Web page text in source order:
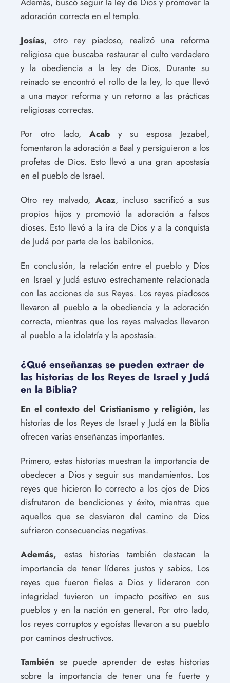
adoración correcta en el templo.
Josías, otro rey piadoso, realizó una reforma
religiosa que buscaba restaurar el culto verdadero
y la obediencia a la ley de Dios. Durante su
reinado se encontró el rollo de la ley, lo que llevó
a una mayor reforma y un retorno a las prácticas
religiosas correctas.
Por otro lado, Acab y su esposa Jezabel,
fomentaron la adoración a Baal y persiguieron a los
profetas de Dios. Esto llevó a una gran apostasía
en el pueblo de Israel.
Otro rey malvado, Acaz, incluso sacrificó a sus
propios hijos y promovió la adoración a falsos
dioses. Esto llevó a la ira de Dios y a la conquista
de Judá por parte de los babilonios.
En conclusión, la relación entre el pueblo y Dios
en Israel y Judá estuvo estrechamente relacionada
con las acciones de sus Reyes. Los reyes piadosos
llevaron al pueblo a la obediencia y la adoración
correcta, mientras que los reyes malvados llevaron
al pueblo a la idolatría y la apostasía.
¿Qué enseñanzas se pueden extraer de
las historias de los Reyes de Israel y Judá
en la Biblia?
En el contexto del Cristianismo y religión, las
historias de los Reyes de Israel y Judá en la Biblia
ofrecen varias enseñanzas importantes.
Primero, estas historias muestran la importancia de
obedecer a Dios y seguir sus mandamientos. Los
reyes que hicieron lo correcto a los ojos de Dios
disfrutaron de bendiciones y éxito, mientras que
aquellos que se desviaron del camino de Dios
sufrieron consecuencias negativas.
Además, estas historias también destacan la
importancia de tener líderes justos y sabios. Los
reyes que fueron fieles a Dios y lideraron con
integridad tuvieron un impacto positivo en sus
pueblos y en la nación en general. Por otro lado,
los reyes corruptos y egoístas llevaron a su pueblo
por caminos destructivos.
También se puede aprender de estas historias
sobre la importancia de tener una fe fuerte y